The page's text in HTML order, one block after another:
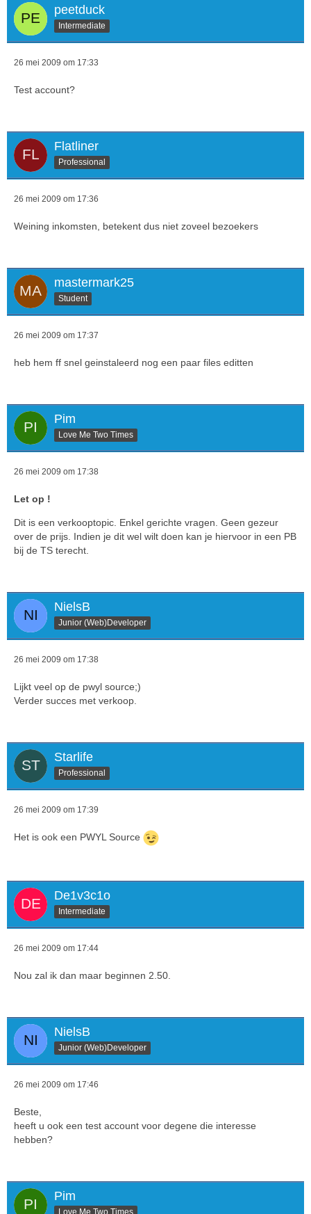
peetduck
Intermediate
26 mei 2009 om 17:33
Test account?
Flatliner
Professional
26 mei 2009 om 17:36
Weining inkomsten, betekent dus niet zoveel bezoekers
mastermark25
Student
26 mei 2009 om 17:37
heb hem ff snel geinstaleerd nog een paar files editten
Pim
Love Me Two Times
26 mei 2009 om 17:38
Let op !
Dit is een verkooptopic. Enkel gerichte vragen. Geen gezeur
over de prijs. Indien je dit wel wilt doen kan je hiervoor in een PB
bij de TS terecht.
NielsB
Junior (Web)Developer
26 mei 2009 om 17:38
Lijkt veel op de pwyl source;)
Verder succes met verkoop.
Starlife
Professional
26 mei 2009 om 17:39
Het is ook een PWYL Source
De1v3c1o
Intermediate
26 mei 2009 om 17:44
Nou zal ik dan maar beginnen 2.50.
NielsB
Junior (Web)Developer
26 mei 2009 om 17:46
Beste,
heeft u ook een test account voor degene die interesse
hebben?
Pim
Love Me Two Times